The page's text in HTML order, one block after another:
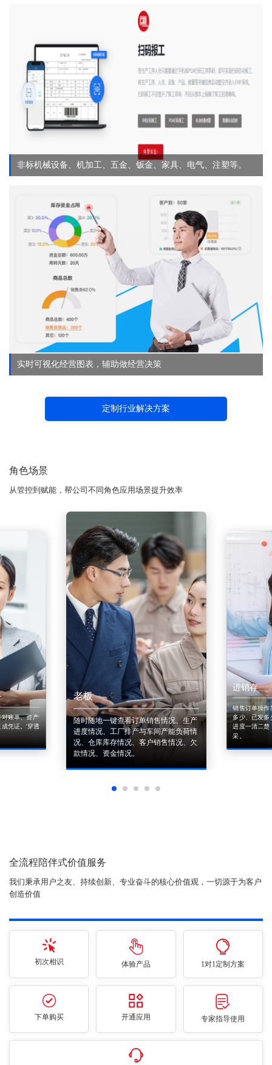
非标机械设备、机加工、五金、钣金、家具、电气、注塑等。
实时可视化经营图表，辅助做经营决策
定制行业解决方案
角色场景
从管控到赋能，帮公司不同角色应用场景提升效率
账单、资产
凭证。'穿透
老板
随时随地一键查看订单销售情况、生产
进度情况、工厂排产与车间产能负荷情
况、仓库库存情况、客户销售情况、欠
款情况、资金情况。
进销存
销售订单操作
多少、已发多
进度一清二楚
采。
全流程陪伴式价值服务
我们秉承用户之友、持续创新、专业奋斗的核心价值观，一切源于为客户
创造价值
初次相识 体验产品 1对1定制方案
下单购买 开通应用 专家指导使用